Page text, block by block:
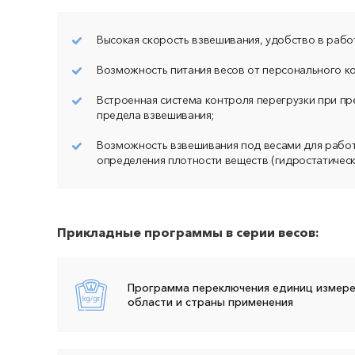
Высокая скорость взвешивания, удобство в
Возможность питания весов от персонального
Встроенная система контроля перегрузки при
предела взвешивания;
Возможность взвешивания под весами для
определения плотности веществ
Прикладные программы в серии весов:
Программа переключения единиц
области и страны применения
Даю